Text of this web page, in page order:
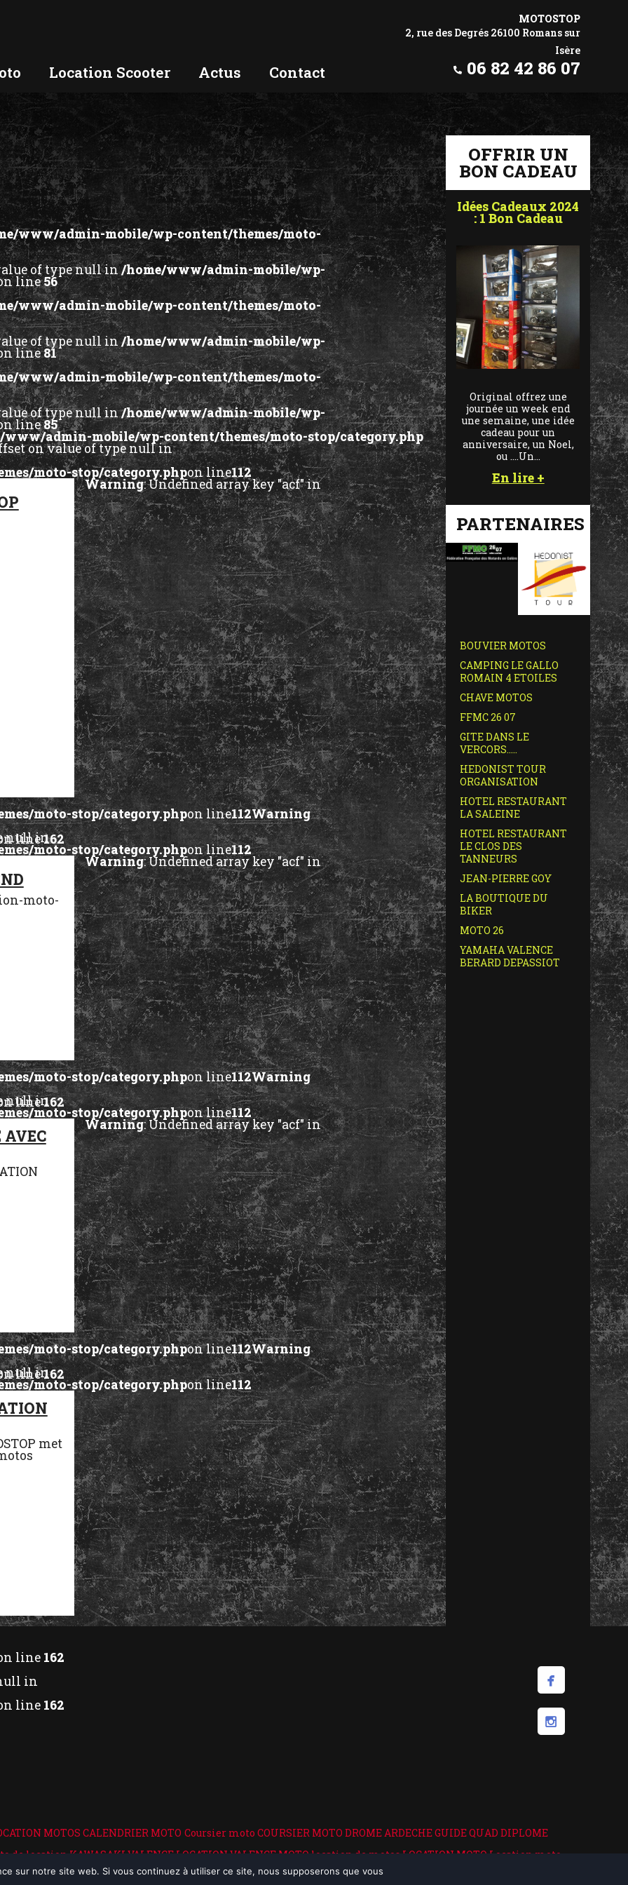
Location Scooter Actus Contact
MOTOSTOP
2, rue des Degrés 26100 Romans sur
Isère
06 82 42 86 07
www/admin-mobile/wp-content/themes/moto-
of type null in/home/www/admin-mobile/wp-
line56
www/admin-mobile/wp-content/themes/moto-
of type null in/home/www/admin-mobile/wp-
line81
www/admin-mobile/wp-content/themes/moto-
of type null in/home/www/admin-mobile/wp-
line85
www/admin-mobile/wp-content/themes/moto-stop/category.php
on value of type null in
moto-stop/category.phpon line112
line162
line
Warning: Undefined array key "acf" in
moto-stop/category.phpon line112Warning
null in
moto-stop/category.phpon line112
moto-
line162
line162
Warning: Undefined array key "acf" in
moto-stop/category.phpon line112Warning
null in
moto-stop/category.phpon line112
AVEC
line162
line162
Warning: Undefined array key "acf" in
moto-stop/category.phpon line112Warning
null in
moto-stop/category.phpon line112
met
line 162
in
line 162
OFFRIR UN
BON CADEAU
Idées Cadeaux 2024
: 1 Bon Cadeau
Original offrez une
journée un week end
une semaine, une idée
cadeau pour un
anniversaire, un Noel,
ou ....Un…
En lire +
PARTENAIRES
BOUVIER MOTOS
CAMPING LE GALLO
ROMAIN 4 ETOILES
CHAVE MOTOS
FFMC 26 07
GITE DANS LE
VERCORS.....
HEDONIST TOUR
ORGANISATION
HOTEL RESTAURANT
LA SALEINE
HOTEL RESTAURANT
LE CLOS DES
TANNEURS
JEAN-PIERRE GOY
LA BOUTIQUE DU
BIKER
MOTO 26
YAMAHA VALENCE
BERARD DEPASSIOT
MOTOS CALENDRIER MOTO Coursier moto COURSIER MOTO DROME ARDECHEGUIDE QUAD DIPLOME
de location KAWASAKI VALENCE LOCATION VALENCE MOTO location de motos LOCATION MOTO Location moto
et ardechelocation moto LyonLocation moto RhoneLocation moto Vercors
sur notre site web. Si vous continuez à utiliser ce site, nous supposerons que vous